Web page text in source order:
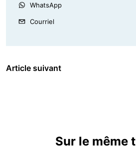
WhatsApp
Courriel
Article suivant
Sur le même